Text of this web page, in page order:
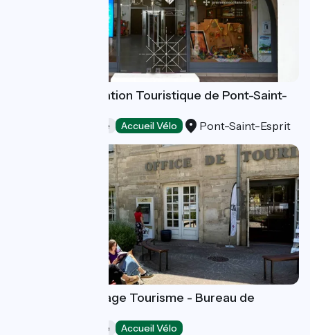
Bureau d'Information Touristique de Pont-Saint-
Offices de Tourisme Accueil Vélo Pont-Saint-Esprit
Ardèche Hermitage Tourisme - Bureau de
Offices de Tourisme Accueil Vélo